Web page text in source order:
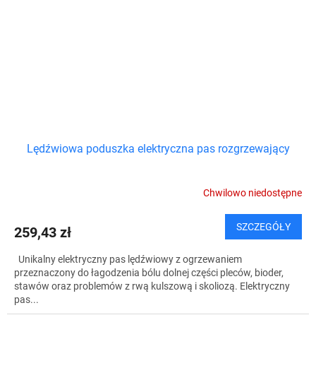
Lędźwiowa poduszka elektryczna pas rozgrzewający
Chwilowo niedostępne
259,43 zł SZCZEGÓŁY
Unikalny elektryczny pas lędźwiowy z ogrzewaniem
przeznaczony do łagodzenia bólu dolnej części pleców, bioder,
stawów oraz problemów z rwą kulszową i skoliozą. Elektryczny
pas...